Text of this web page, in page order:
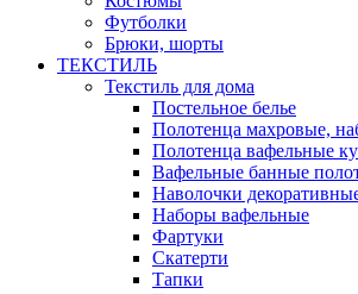
Футболки
Брюки, шорты
ТЕКСТИЛЬ
Текстиль для дома
Постельное белье
Полотенца махровые,
Полотенца вафельные
Вафельные банные
Наволочки
Наборы вафельные
Фартуки
Скатерти
Тапки